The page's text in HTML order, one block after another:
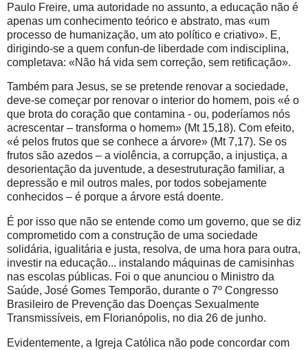
Paulo Freire, uma autoridade no assunto, a educação não é
apenas um conhecimento teórico e abstrato, mas «um
processo de humanização, um ato político e criativo». E,
dirigindo-se a quem confun-de liberdade com indisciplina,
completava: «Não há vida sem correção, sem retificação».
Também para Jesus, se se pretende renovar a sociedade,
deve-se começar por renovar o interior do homem, pois «é o
que brota do coração que contamina - ou, poderíamos nós
acrescentar – transforma o homem» (Mt 15,18). Com efeito,
«é pelos frutos que se conhece a árvore» (Mt 7,17). Se os
frutos são azedos – a violência, a corrupção, a injustiça, a
desorientação da juventude, a desestruturação familiar, a
depressão e mil outros males, por todos sobejamente
conhecidos – é porque a árvore está doente.
É por isso que não se entende como um governo, que se diz
comprometido com a construção de uma sociedade
solidária, igualitária e justa, resolva, de uma hora para outra,
investir na educação... instalando máquinas de camisinhas
nas escolas públicas. Foi o que anunciou o Ministro da
Saúde, José Gomes Temporão, durante o 7º Congresso
Brasileiro de Prevenção das Doenças Sexualmente
Transmissíveis, em Florianópolis, no dia 26 de junho.
Evidentemente, a Igreja Católica não pode concordar com